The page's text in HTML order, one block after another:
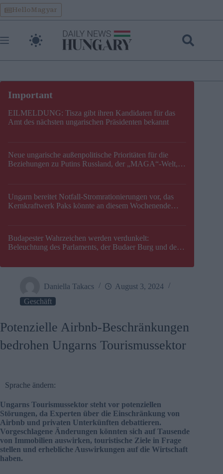
Skip
to
content
HelloMagyar
EILMELDUNG: Tisza gibt ihren Kandidaten für das
Amt des nächsten ungarischen Präsidenten bekannt
Neue ungarische außenpolitische Prioritäten für die
Beziehungen zu Putins Russland, der „MAGA“-Welt,
Ungarn bereitet Notfall-Stromrationierungen vor, das
Kernkraftwerk Paks könnte an diesem Wochenende
Budapester Wahrzeichen werden verdunkelt:
Beleuchtung des Parlaments, der Budaer Burg und der
Daniella Takacs
August 3, 2024
Geschäft
Potenzielle Airbnb-Beschränkungen
bedrohen Ungarns Tourismussektor
Sprache ändern:
Ungarns Tourismussektor steht vor potenziellen
Störungen, da Experten über die Einschränkung von
Airbnb und privaten Unterkünften debattieren.
Vorgeschlagene Änderungen könnten sich auf Tausende
von Immobilien auswirken, touristische Ziele in Frage
stellen und erhebliche Auswirkungen auf die Wirtschaft
haben.